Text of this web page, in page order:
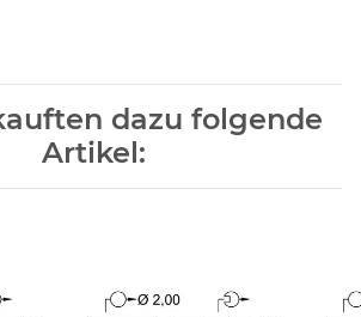
dazu folgende
Artikel: